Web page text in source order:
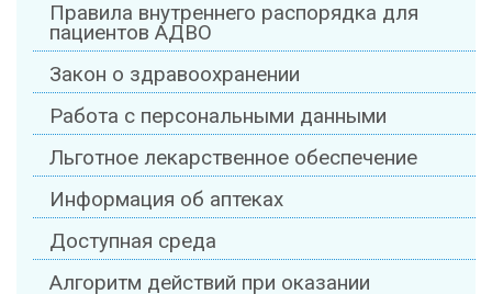
Правила внутреннего распорядка для
пациентов АДВО
Закон о здравоохранении
Работа с персональными данными
Льготное лекарственное обеспечение
Информация об аптеках
Доступная среда
Алгоритм действий при оказании